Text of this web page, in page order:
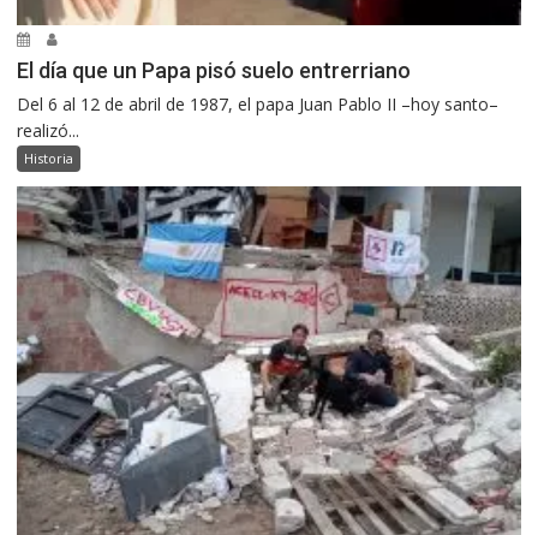
El día que un Papa pisó suelo entrerriano
Del 6 al 12 de abril de 1987, el papa Juan Pablo II –hoy santo–
realizó...
Historia